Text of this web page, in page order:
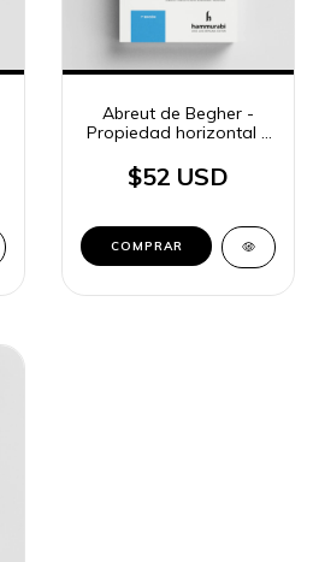
Abreut de Begher -
Propiedad horizontal y
$52 USD
COMPRAR